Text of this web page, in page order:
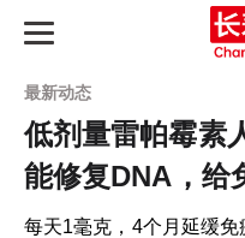
最新动态
低剂量雷帕霉素
能修复DNA，给
每天1毫克，4个月延缓免